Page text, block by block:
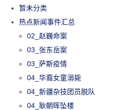
暂未分类
热点新闻事件汇总
02_赵巍命案
03_张东岳案
03_萨斯疫情
04_华裔女童溺毙
04_新疆杂技团员脱队
04_耿朝晖坠楼